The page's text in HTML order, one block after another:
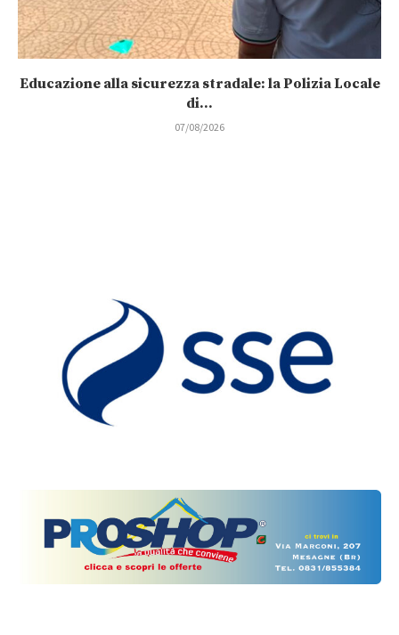
Educazione alla sicurezza stradale: la Polizia Locale
di...
07/08/2026